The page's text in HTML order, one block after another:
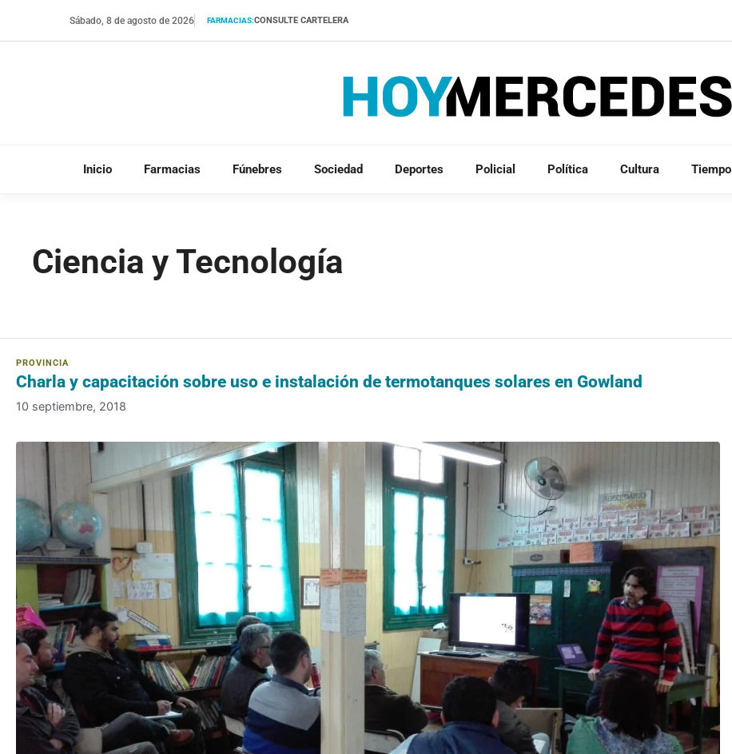
Sábado, 8 de agosto de 2026 FARMACIAS:CONSULTE CARTELERA
Inicio Farmacias Fúnebres Sociedad Deportes Policial Política Cultura Tiempo
Ciencia y Tecnología
Charla y capacitación sobre uso e instalación de termotanques solares en Gowland
10 septiembre, 2018